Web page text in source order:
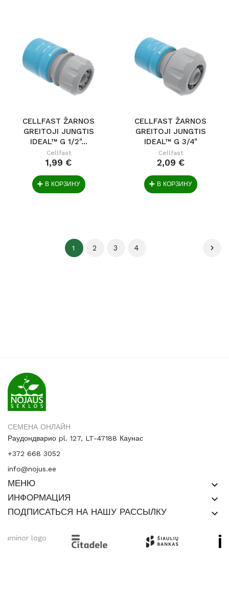
CELLFAST ŽARNOS
GREITOJI JUNGTIS
IDEAL™ G 1/2"...
Cellfast
1,99 €
В КОРЗИНУ
CELLFAST ŽARNOS
GREITOJI JUNGTIS
IDEAL™ G 3/4"
Cellfast
2,09 €
В КОРЗИНУ
1 2 3 4 
СЕМЕНА ОНЛАЙН
Раудондварио pl. 127, LT-47188 Каунас
+372 668 3052
info@nojus.ee
МЕНЮ keyboard_arrow_down
ИНФОРМАЦИЯ keyboard_arrow_down
ПОДПИСАТЬСЯ НА НАШУ РАССЫЛКУ keyboard_arrow_down